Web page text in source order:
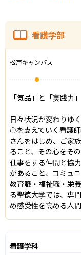
看護学部
松戸キャンパス
「気品」と「実践力
日々状況が変わりゆ
心を支えていく看護
さんをはじめ、ご家
ること、その心をそ
仕事をする仲間と協
があること、コミュ
教育職・福祉職・栄
る聖徳大学では、専
め感受性を高める人
看護学科